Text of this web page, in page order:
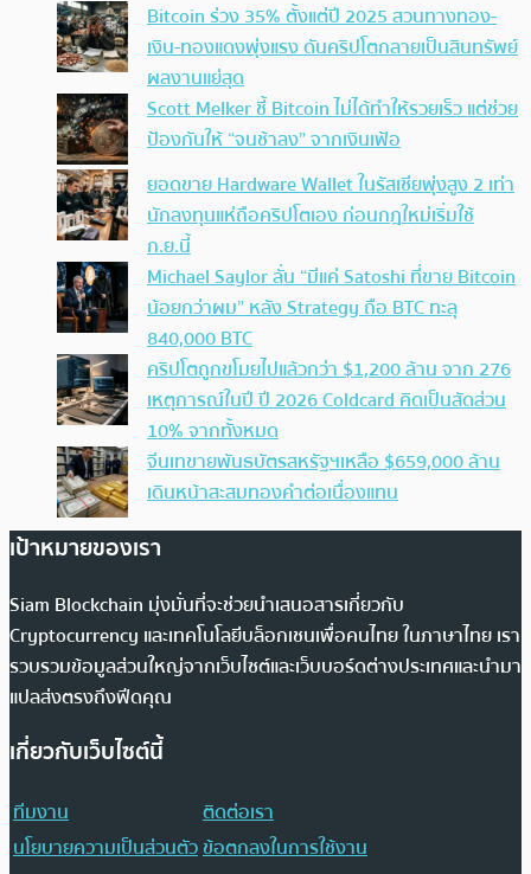
Bitcoin ร่วง 35% ตั้งแต่ปี 2025 สวนทางทอง-
เงิน-ทองแดงพุ่งแรง ดันคริปโตกลายเป็นสินทรัพย์
ผลงานแย่สุด
Scott Melker ชี้ Bitcoin ไม่ได้ทำให้รวยเร็ว แต่ช่วย
ป้องกันให้ “จนช้าลง” จากเงินเฟ้อ
ยอดขาย Hardware Wallet ในรัสเซียพุ่งสูง 2 เท่า
นักลงทุนแห่ถือคริปโตเอง ก่อนกฎใหม่เริ่มใช้
ก.ย.นี้
Michael Saylor ลั่น “มีแค่ Satoshi ที่ขาย Bitcoin
น้อยกว่าผม” หลัง Strategy ถือ BTC ทะลุ
840,000 BTC
คริปโตถูกขโมยไปแล้วกว่า $1,200 ล้าน จาก 276
เหตุการณ์ในปี ปี 2026 Coldcard คิดเป็นสัดส่วน
10% จากทั้งหมด
จีนเทขายพันธบัตรสหรัฐฯเหลือ $659,000 ล้าน
เดินหน้าสะสมทองคำต่อเนื่องแทน
เป้าหมายของเรา
Siam Blockchain มุ่งมั่นที่จะช่วยนำเสนอสารเกี่ยวกับ
Cryptocurrency และเทคโนโลยีบล็อกเชนเพื่อคนไทย ในภาษาไทย เรา
รวบรวมข้อมูลส่วนใหญ่จากเว็บไซต์และเว็บบอร์ดต่างประเทศและนำมา
แปลส่งตรงถึงฟีดคุณ
เกี่ยวกับเว็บไซต์นี้
ทีมงาน
ติดต่อเรา
นโยบายความเป็นส่วนตัวข้อตกลงในการใช้งาน